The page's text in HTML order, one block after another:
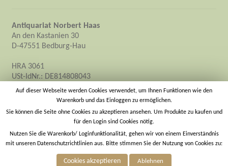
Antiquariat Norbert Haas
An den Kastanien 30
D-47551 Bedburg-Hau
HRA 3061
USt-IdNr.: DE814808043
Owner: Norbert Haas
Auf dieser Webseite werden Cookies verwendet, um Ihnen Funktionen wie den
Warenkorb und das Einloggen zu ermöglichen.
Sie können die Seite ohne Cookies zu akzeptieren ansehen. Um Produkte zu kaufen und
für den Login sind Cookies nötig.
Nutzen Sie die Warenkorb/ Loginfunktionalität, gehen wir von einem Einverständnis
mit unseren Datenschutzrichtlinien aus. Bitte stimmen Sie der Nutzung von Cookies zu:
Cookies akzeptieren Ablehnen